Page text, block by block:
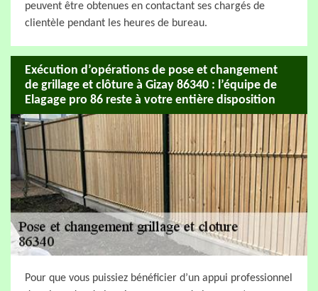
peuvent être obtenues en contactant ses chargés de
clientèle pendant les heures de bureau.
Exécution d’opérations de pose et changement
de grillage et clôture à Gizay 86340 : l’équipe de
Elagage pro 86 reste à votre entière disposition
Pour que vous puissiez bénéficier d’un appui professionnel